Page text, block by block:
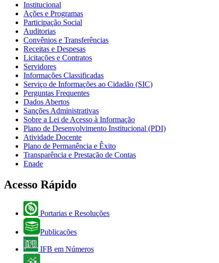
Institucional
Ações e Programas
Participação Social
Auditorias
Convênios e Transferências
Receitas e Despesas
Licitações e Contratos
Servidores
Informações Classificadas
Serviço de Informações ao Cidadão (SIC)
Perguntas Frequentes
Dados Abertos
Sanções Administrativas
Sobre a Lei de Acesso à Informação
Plano de Desenvolvimento Institucional (PDI)
Atividade Docente
Plano de Permanência e Êxito
Transparência e Prestação de Contas
Enade
Acesso Rápido
Portarias e Resoluções
Publicações
IFB em Números